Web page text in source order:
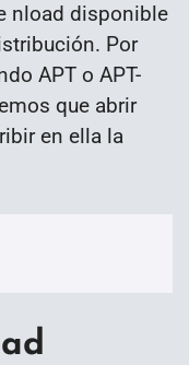
nload disponible
Por
APT o APT-
que abrir
en ella la